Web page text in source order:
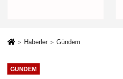
Haberler Gündem
GÜNDEM